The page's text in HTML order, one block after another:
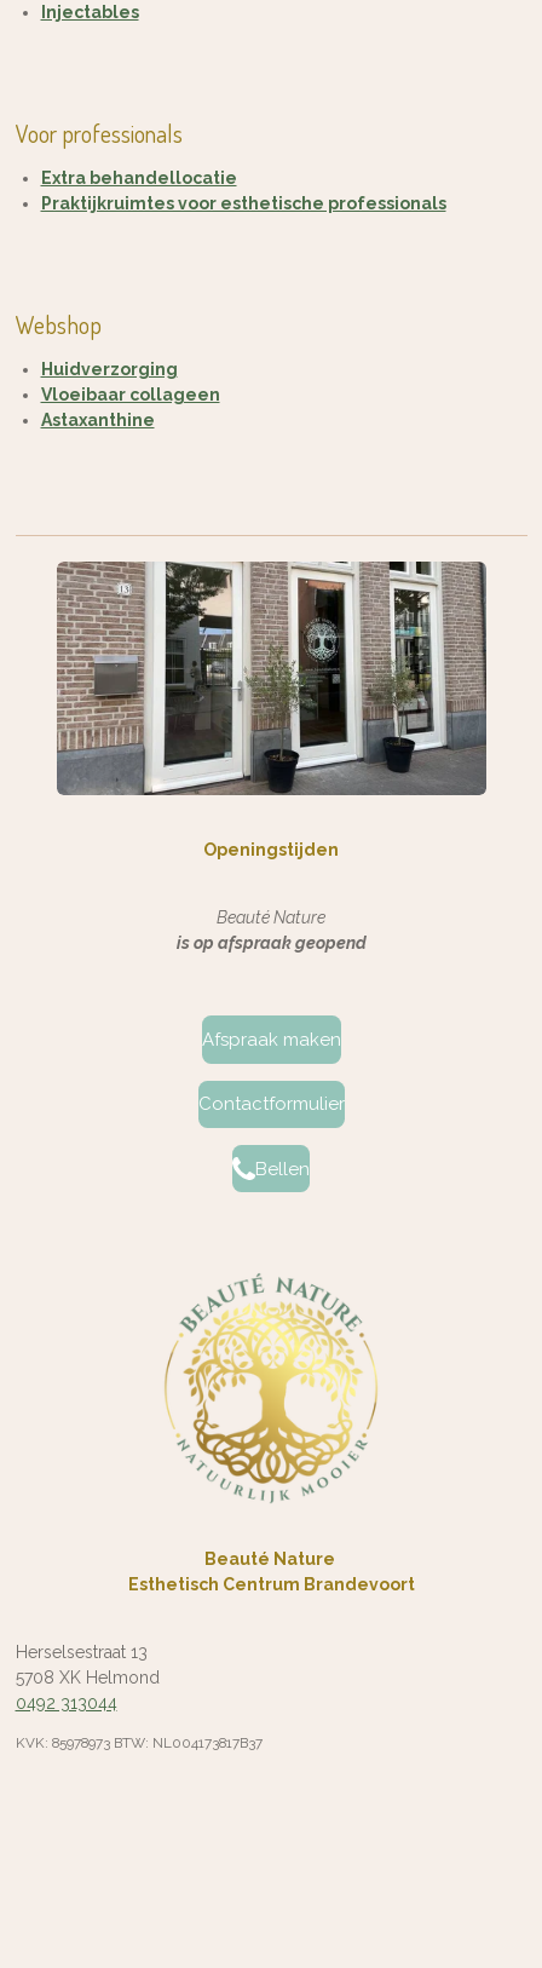
Injectables
Voor professionals
Extra behandellocatie
Praktijkruimtes voor esthetische professionals
Webshop
Huidverzorging
Vloeibaar collageen
Astaxanthine
Openingstijden
Beauté Nature
is op afspraak geopend
Afspraak maken
Contactformulier
Bellen
Beauté Nature
Esthetisch Centrum Brandevoort
Herselsestraat 13
5708 XK Helmond
0492 313044
KVK: 85978973 BTW: NL004173817B37